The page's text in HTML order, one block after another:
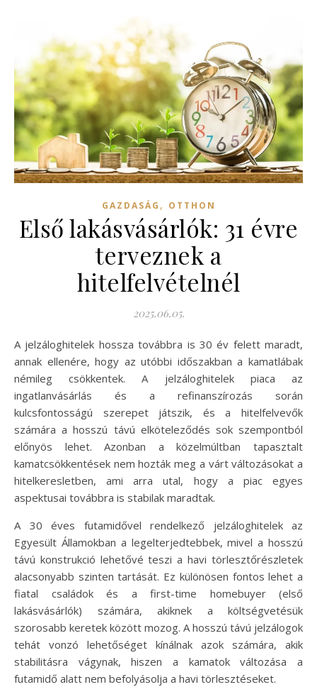
GAZDASÁG , OTTHON
Első lakásvásárlók: 31 évre
terveznek a
hitelfelvételnél
2025.06.05.
A jelzáloghitelek hossza továbbra is 30 év felett maradt,
annak ellenére, hogy az utóbbi időszakban a kamatlábak
némileg csökkentek. A jelzáloghitelek piaca az
ingatlanvásárlás és a refinanszírozás során
kulcsfontosságú szerepet játszik, és a hitelfelvevők
számára a hosszú távú elköteleződés sok szempontból
előnyös lehet. Azonban a közelmúltban tapasztalt
kamatcsökkentések nem hozták meg a várt változásokat a
hitelkeresletben, ami arra utal, hogy a piac egyes
aspektusai továbbra is stabilak maradtak.
A 30 éves futamidővel rendelkező jelzáloghitelek az
Egyesült Államokban a legelterjedtebbek, mivel a hosszú
távú konstrukció lehetővé teszi a havi törlesztőrészletek
alacsonyabb szinten tartását. Ez különösen fontos lehet a
fiatal családok és a first-time homebuyer (első
lakásvásárlók) számára, akiknek a költségvetésük
szorosabb keretek között mozog. A hosszú távú jelzálogok
tehát vonzó lehetőséget kínálnak azok számára, akik
stabilitásra vágynak, hiszen a kamatok változása a
futamidő alatt nem befolyásolja a havi törlesztéseket.